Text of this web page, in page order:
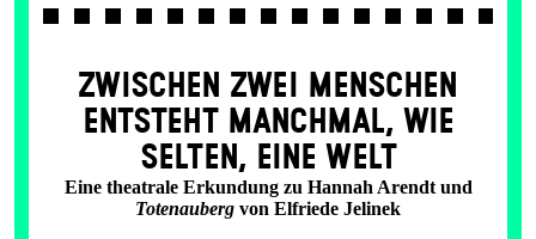
ZWISCHEN ZWEI MENSCHEN
ENT­STEHT MANCH­MAL, WIE
SELTEN, EINE WELT
Eine theatrale Erkundung zu Hannah Arendt und
Totenauberg von Elfriede Jelinek